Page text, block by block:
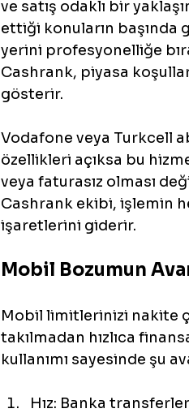
ve satış odaklı bir
ettiği konuların başında
yerini profesyonelliğe
Cashrank, piyasa
gösterir.
Vodafone veya Turkcell
özellikleri açıksa bu
veya faturasız olması
Cashrank ekibi, işlemin
işaretlerini giderir.
Mobil Bozumun
Mobil limitlerinizi nakite
takılmadan hızlıca
kullanımı sayesinde şu
Hız: Banka